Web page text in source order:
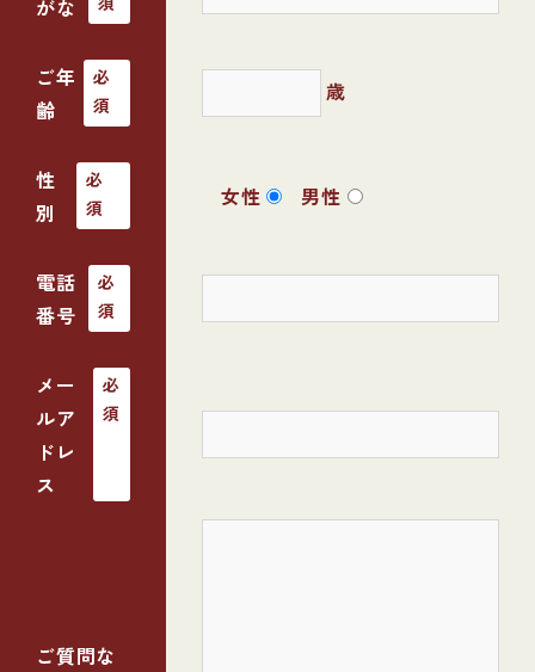
がな
ご年
齢
必
須
歳
性
別
必
須
女性 男性
電話
番号
必
須
メー
ルア
ドレ
ス
必
須
ご質問な